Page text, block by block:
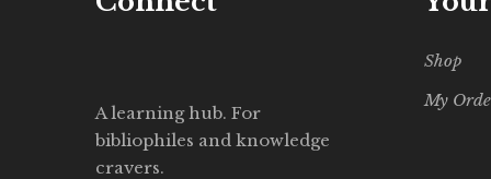
A learning hub. For
bibliophiles and knowledge
cravers.
Shop
My